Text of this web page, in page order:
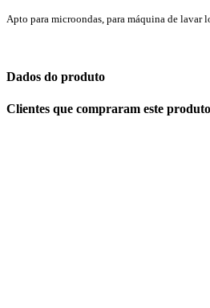
Apto para microondas, para máquina de lavar
Dados do produto
Clientes que compraram este